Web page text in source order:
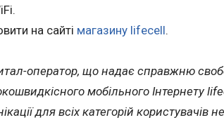
на сайті магазину lifecell.
оператор, що надає справжню
мобільного Інтернету
для всіх категорій користувачів